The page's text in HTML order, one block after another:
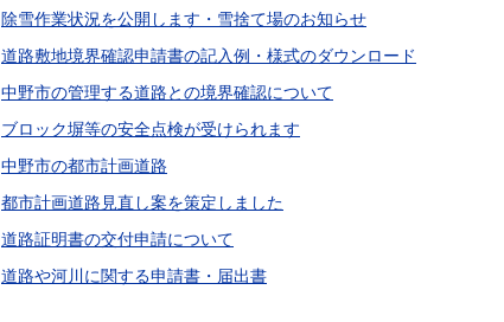
除雪作業状況を公開します・雪捨て場のお知らせ
道路敷地境界確認申請書の記入例・様式のダウンロード
中野市の管理する道路との境界確認について
ブロック塀等の安全点検が受けられます
中野市の都市計画道路
都市計画道路見直し案を策定しました
道路証明書の交付申請について
道路や河川に関する申請書・届出書